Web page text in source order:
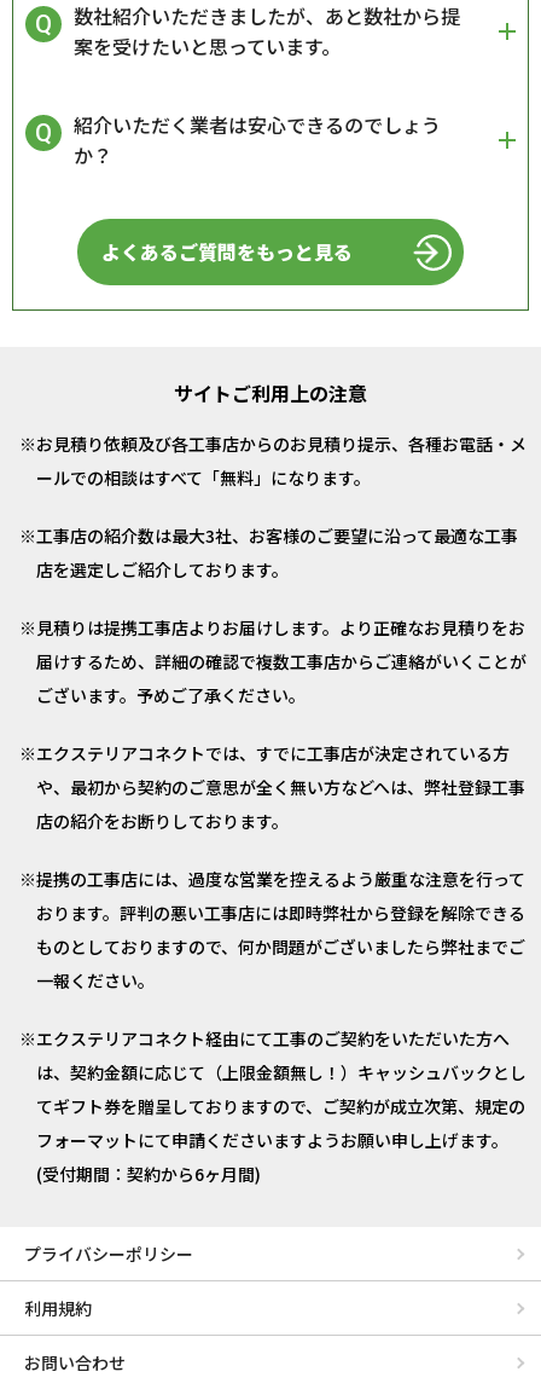
数社紹介いただきましたが、あと数社から提
案を受けたいと思っています。
紹介いただく業者は安心できるのでしょう
か？
よくあるご質問をもっと見る
サイトご利用上の注意
お見積り依頼及び各工事店からのお見積り提示、各種お電話・メ
ールでの相談はすべて「無料」になります。
工事店の紹介数は最大3社、お客様のご要望に沿って最適な工事
店を選定しご紹介しております。
見積りは提携工事店よりお届けします。より正確なお見積りをお
届けするため、詳細の確認で複数工事店からご連絡がいくことが
ございます。予めご了承ください。
エクステリアコネクトでは、すでに工事店が決定されている方
や、最初から契約のご意思が全く無い方などへは、弊社登録工事
店の紹介をお断りしております。
提携の工事店には、過度な営業を控えるよう厳重な注意を行って
おります。評判の悪い工事店には即時弊社から登録を解除できる
ものとしておりますので、何か問題がございましたら弊社までご
一報ください。
エクステリアコネクト経由にて工事のご契約をいただいた方へ
は、契約金額に応じて（上限金額無し！）キャッシュバックとし
てギフト券を贈呈しておりますので、ご契約が成立次第、規定の
フォーマットにて申請くださいますようお願い申し上げます。
(受付期間：契約から6ヶ月間)
プライバシーポリシー
利用規約
お問い合わせ